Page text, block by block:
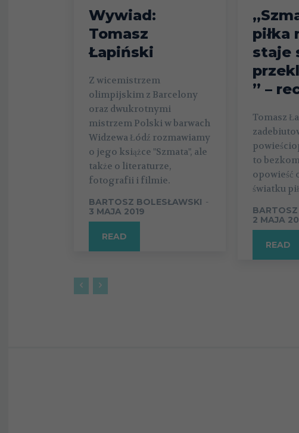
Wywiad:
Tomasz
Łapiński
Z wicemistrzem
olimpijskim z Barcelony
oraz dwukrotnymi
mistrzem Polski w barwach
Widzewa Łódź rozmawiamy
o jego książce "Szmata", ale
także o literaturze,
fotografii i filmie.
BARTOSZ BOLESŁAWSKI -
3 MAJA 2019
READ
piłka
staje
” –
Tomasz
to
opowieść
światku
2 MAJA
READ